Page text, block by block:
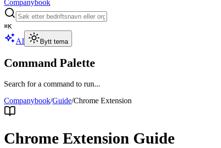
Companybook
⌘K
AI Bytt tema
Command Palette
Search for a command to run...
Companybook/Guide/Chrome Extension
Chrome Extension Guide